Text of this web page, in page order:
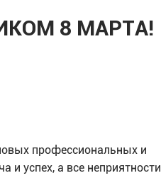
8 МАРТА!
профессиональных и
успех, а все неприятности